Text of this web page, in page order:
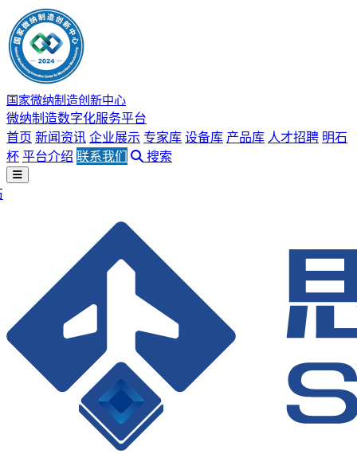
国家微纳制造创新中心
微纳制造数字化服务平台
首页 新闻资讯企业展示 专家库设备库 产品库 人才招聘 明石
杯平台介绍 联系我们 搜索